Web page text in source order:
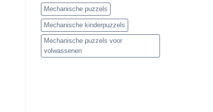
Mechanische puzzels
Mechanische kinderpuzzels
Mechanische puzzels voor
volwassenen